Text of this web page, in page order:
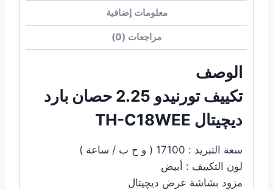
معلومات إضافية
مراجعات (0)
الوصف
تكييف تورنيدو 2.25 حصان بارد
ديچيتال TH-C18WEE
سعة التبريد : 17100 ( و ح ب / ساعة )
لون التكييف : أبيض
مزود بشاشة عرض ديچيتال